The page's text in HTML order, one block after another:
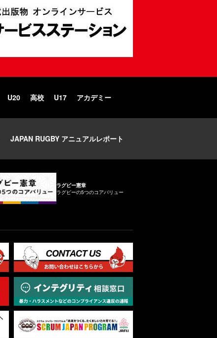
U20 高校 U17 アカデミー
JAPAN RUGBY アニュアルレポート
ラグビー憲章
ラグビーの5つのコアバリュー